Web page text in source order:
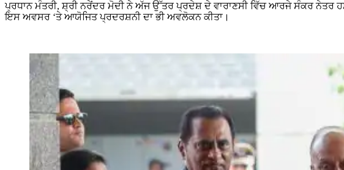
ਪ੍ਰਧਾਨ ਮੰਤਰੀ, ਸ਼੍ਰੀ ਨਰੇਂਦਰ ਮੋਦੀ ਨੇ ਅੱਜ ਉੱਤਰ ਪ੍ਰਦੇਸ਼ ਦੇ ਵਾਰਾਣਸੀ ਵਿੱਚ ਆਰਜੇ ਸੰਕਰ ਨੇਤਰ
ਇਸ ਅਵਸਰ ‘ਤੇ ਆਯੋਜਿਤ ਪ੍ਰਦਰਸ਼ਨੀ ਦਾ ਭੀ ਅਵਲੋਕਨ ਕੀਤਾ।